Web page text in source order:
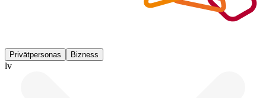
Privātpersonas Bizness
lv